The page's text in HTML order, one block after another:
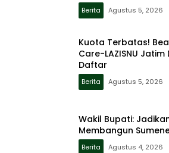
Berita Agustus 5, 2026
Kuota Terbatas!
Care-LAZISNU Jatim
Daftar
Berita Agustus 5, 2026
Wakil Bupati:
Membangun
Berita Agustus 4, 2026